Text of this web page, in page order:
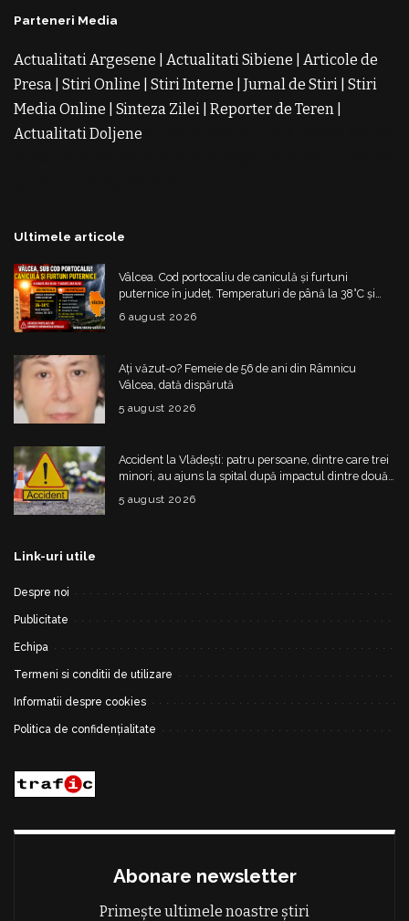
Parteneri Media
Actualitati Argesene Actualitati Sibiene
Articole de
Presa Stiri Online Stiri Interne Jurnal de Stiri Stiri
Media Online
Sinteza Zilei Reporter de Teren
Actualitati Doljene
Ultimele articole
Vâlcea. Cod portocaliu de caniculă și furtuni
puternice în județ. Temperaturi de până la 38°C și
risc de vijelii
6 august 2026
Ați văzut-o? Femeie de 56 de ani din Râmnicu
Vâlcea, dată dispărută
5 august 2026
Accident la Vlădești: patru persoane, dintre care trei
minori, au ajuns la spital după impactul dintre două
5 august 2026
Link-uri utile
Despre noi
Publicitate
Echipa
Termeni si conditii de utilizare
Informatii despre cookies
Politica de confidențialitate
Abonare newsletter
Primește ultimele noastre știri